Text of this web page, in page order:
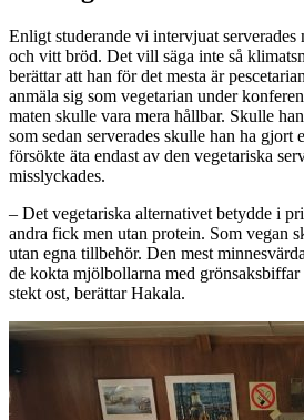
Enligt studerande vi intervjuat
och vitt bröd. Det vill säga inte så
berättar att han för det mesta är
anmäla sig som vegetarian under
maten skulle vara mera hållbar. Skulle
som sedan serverades skulle han ha gjort
försökte äta endast av den vegetariska
misslyckades.
– Det vegetariska alternativet betydde i
andra fick men utan protein. Som vegan
utan egna tillbehör. Den mest
de kokta mjölbollarna med grönsaksbiffar
stekt ost, berättar Hakala.